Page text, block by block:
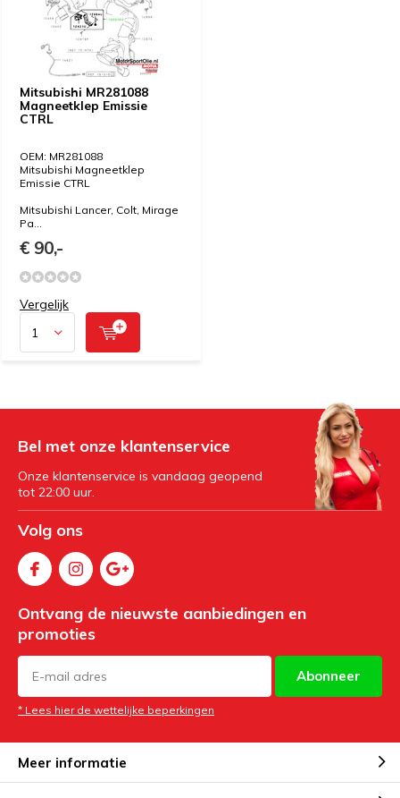
Mitsubishi MR281088
Magneetklep Emissie
CTRL
OEM: MR281088
Mitsubishi Magneetklep
Emissie CTRL
Mitsubishi Lancer, Colt, Mirage
Pa...
€ 90,-
Vergelijk
Bel met onze klantenservice
Onze klantenservice is vandaag geopend
tot 22:00 uur.
Volg ons
Ontvang de nieuwste aanbiedingen en
promoties
Abonneer
* Lees hier de wettelijke beperkingen
Meer informatie